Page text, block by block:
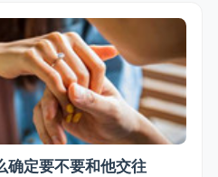
确定要不要和他交往